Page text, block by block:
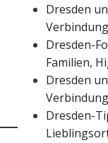
Dresden
Dresden-
Familien,
Dresden
Dresden-